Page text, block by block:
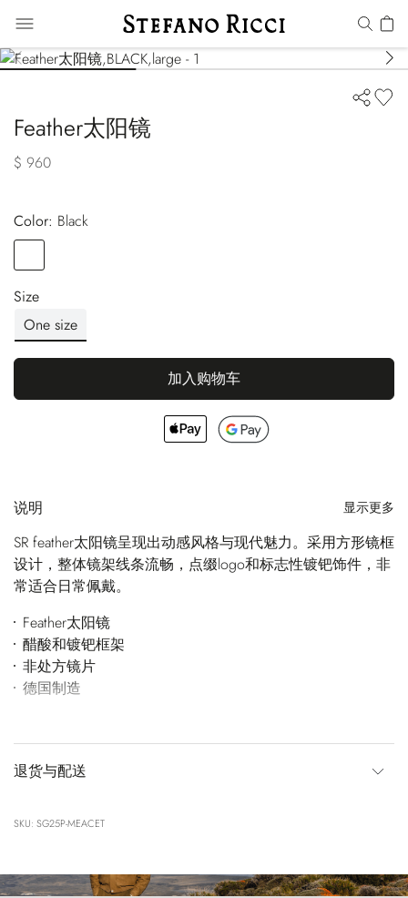
Feather太阳镜
$ 960
Color:
black
Size
One size
加入购物车
说明 显示更多
SR feather太阳镜呈现出动感风格与现代魅力。采用方形镜框
设计，整体镜架线条流畅，点缀logo和标志性镀钯饰件，非
常适合日常佩戴。
Feather太阳镜
醋酸和镀钯框架
非处方镜片
德国制造
退货与配送
SKU: SG25P-MEACET